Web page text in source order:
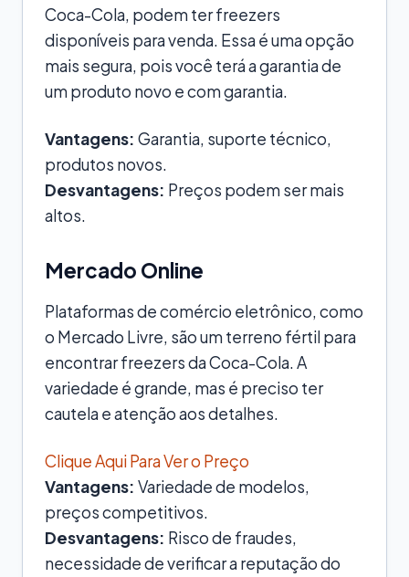
Coca-Cola, podem ter freezers
disponíveis para venda. Essa é uma opção
mais segura, pois você terá a garantia de
um produto novo e com garantia.
Vantagens: Garantia, suporte técnico,
produtos novos.
Desvantagens: Preços podem ser mais
altos.
Mercado Online
Plataformas de comércio eletrônico, como
o Mercado Livre, são um terreno fértil para
encontrar freezers da Coca-Cola. A
variedade é grande, mas é preciso ter
cautela e atenção aos detalhes.
Clique Aqui Para Ver o Preço
Vantagens: Variedade de modelos,
preços competitivos.
Desvantagens: Risco de fraudes,
necessidade de verificar a reputação do